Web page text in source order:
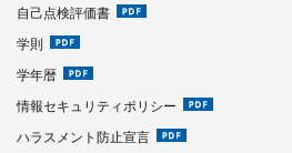
自己点検評価書
学則
学年暦
情報セキュリティポリシー
ハラスメント防止宣言